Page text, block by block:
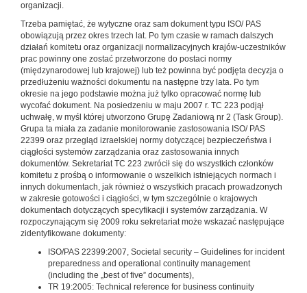
organizacji.
Trzeba pamiętać, że wytyczne oraz sam dokument typu ISO/ PAS
obowiązują przez okres trzech lat. Po tym czasie w ramach dalszych
działań komitetu oraz organizacji normalizacyjnych krajów-uczestników
prac powinny one zostać przetworzone do postaci normy
(międzynarodowej lub krajowej) lub też powinna być podjęta decyzja o
przedłużeniu ważności dokumentu na następne trzy lata. Po tym
okresie na jego podstawie można już tylko opracować normę lub
wycofać dokument. Na posiedzeniu w maju 2007 r. TC 223 podjął
uchwałę, w myśl której utworzono Grupę Zadaniową nr 2 (Task Group).
Grupa ta miała za zadanie monitorowanie zastosowania ISO/ PAS
22399 oraz przegląd izraelskiej normy dotyczącej bezpieczeństwa i
ciągłości systemów zarządzania oraz zastosowania innych
dokumentów. Sekretariat TC 223 zwrócił się do wszystkich członków
komitetu z prośbą o informowanie o wszelkich istniejących normach i
innych dokumentach, jak również o wszystkich pracach prowadzonych
w zakresie gotowości i ciągłości, w tym szczególnie o krajowych
dokumentach dotyczących specyfikacji i systemów zarządzania. W
rozpoczynającym się 2009 roku sekretariat może wskazać następujące
zidentyfikowane dokumenty:
ISO/PAS 22399:2007, Societal security – Guidelines for incident
preparedness and operational continuity management
(including the „best of five” documents),
TR 19:2005: Technical reference for business continuity